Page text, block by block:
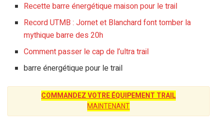
Recette barre énergétique maison pour le trail
Record UTMB : Jornet et Blanchard font tomber la
mythique barre des 20h
Comment passer le cap de l’ultra trail
barre énergétique pour le trail
COMMANDEZ VOTRE ÉQUIPEMENT TRAIL
MAINTENANT